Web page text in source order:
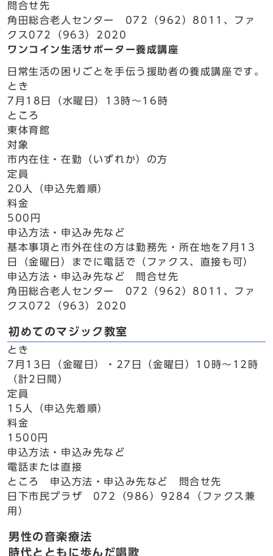
問合せ先
角田総合老人センター 072（962）8011、ファ
クス072（963）2020
ワンコイン生活サポーター養成講座
日常生活の困りごとを手伝う援助者の養成講座です。
とき
7月18日（水曜日）13時～16時
ところ
東体育館
対象
市内在住・在勤（いずれか）の方
定員
20人（申込先着順）
料金
500円
申込方法・申込み先など
基本事項と市外在住の方は勤務先・所在地を7月13
日（金曜日）までに電話で（ファクス、直接も可）
申込方法・申込み先など 問合せ先
角田総合老人センター 072（962）8011、ファ
クス072（963）2020
初めてのマジック教室
とき
7月13日（金曜日）・27日（金曜日）10時～12時
（計2日間）
定員
15人（申込先着順）
料金
1500円
申込方法・申込み先など
電話または直接
ところ 申込方法・申込み先など 問合せ先
日下市民プラザ 072（986）9284（ファクス兼
用）
男性の音楽療法
時代とともに歩んだ唱歌